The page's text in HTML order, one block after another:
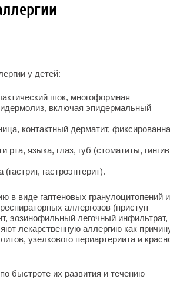
у детей:
шок, многоформная
включая эпидермальный
контактный дерматит,
рта, языка, глаз, губ (стоматиты,
гастроэнтерит).
в виде гаптеновых гранулоцитопений и
аллергозов (приступ
эозинофильный легочный инфильтрат,
лекарственную аллергию как
узелкового периартериита и
быстроте их развития и течению